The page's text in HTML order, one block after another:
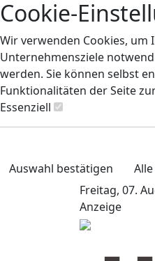
Cookie-
Wir verwenden Cookies, um
Unternehmensziele
werden. Sie können selbst
Funktionalitäten der Seite
Essenziell
Auswahl bestätigen
Freitag, 07.
Anzeige